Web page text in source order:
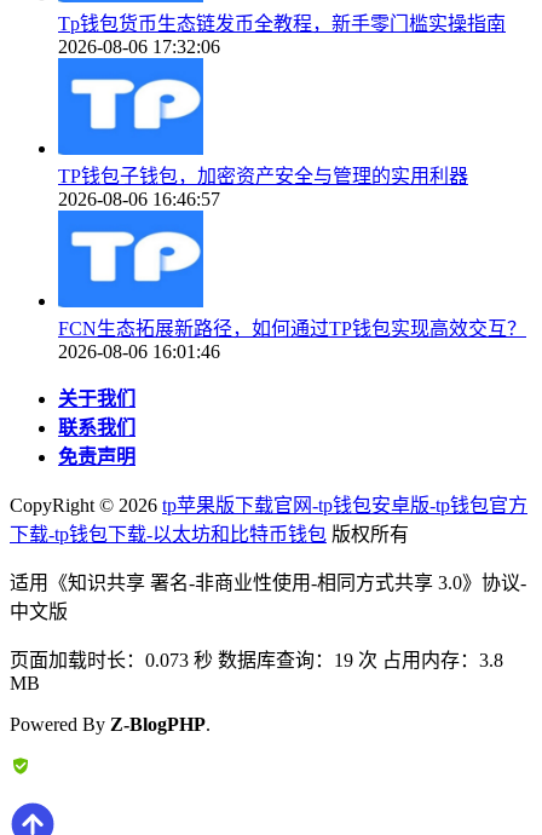
Tp钱包货币生态链发币全教程，新手零门槛实操指南
2026-08-06 17:32:06
TP钱包子钱包，加密资产安全与管理的实用利器
2026-08-06 16:46:57
FCN生态拓展新路径，如何通过TP钱包实现高效交互？
2026-08-06 16:01:46
关于我们
联系我们
免责声明
CopyRight © 2026 tp苹果版下载官网-tp钱包安卓版-tp钱包官方
下载-tp钱包下载-以太坊和比特币钱包 版权所有
适用《知识共享 署名-非商业性使用-相同方式共享 3.0》协议-
中文版
页面加载时长：0.073 秒 数据库查询：19 次 占用内存：3.8
MB
Powered By Z-BlogPHP.